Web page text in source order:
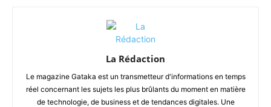
La Rédaction
Le magazine Gataka est un transmetteur d'informations en temps
réel concernant les sujets les plus brûlants du moment en matière
de technologie, de business et de tendances digitales. Une